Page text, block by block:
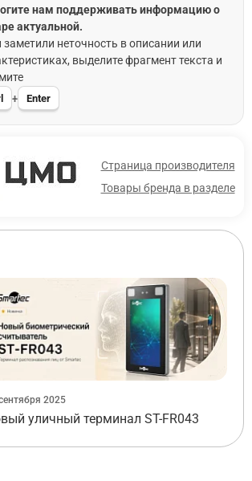
нам поддерживать информацию о
актуальной.
заметили неточность в описании или
выделите фрагмент текста и
+ Enter
Страница производителя
Товары бренда в разделе
2025
уличный терминал ST-FR043